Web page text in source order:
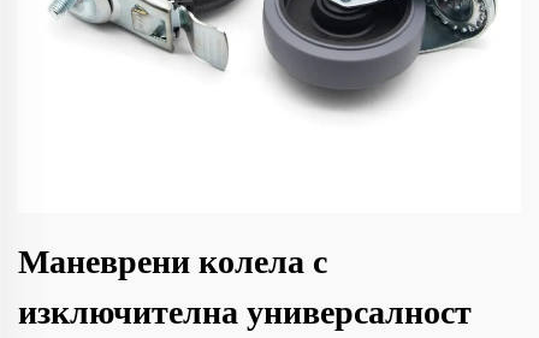
Маневрени колела с
изключителна универсалност